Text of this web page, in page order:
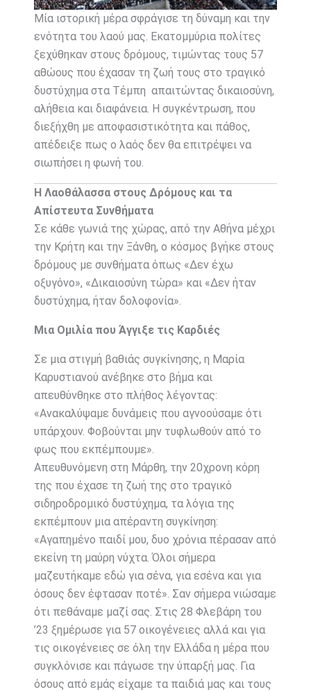
Μία ιστορική μέρα σφράγισε τη δύναμη και την
ενότητα του λαού μας. Εκατομμύρια πολίτες
ξεχύθηκαν στους δρόμους, τιμώντας τους 57
αθώους που έχασαν τη ζωή τους στο τραγικό
δυστύχημα στα Τέμπη απαιτώντας δικαιοσύνη,
αλήθεια και διαφάνεια. Η συγκέντρωση, που
διεξήχθη με αποφασιστικότητα και πάθος,
απέδειξε πως ο λαός δεν θα επιτρέψει να
σιωπήσει η φωνή του.
Η Λαοθάλασσα στους Δρόμους και τα
Απίστευτα Συνθήματα
Σε κάθε γωνιά της χώρας, από την Αθήνα μέχρι
την Κρήτη και την Ξάνθη, ο κόσμος βγήκε στους
δρόμους με συνθήματα όπως «Δεν έχω
οξυγόνο», «Δικαιοσύνη τώρα» και «Δεν ήταν
δυστύχημα, ήταν δολοφονία».
Μια Ομιλία που Άγγιξε τις Καρδιές
Σε μια στιγμή βαθιάς συγκίνησης, η Μαρία
Καρυστιανού ανέβηκε στο βήμα και
απευθύνθηκε στο πλήθος λέγοντας:
«Ανακαλύψαμε δυνάμεις που αγνοούσαμε ότι
υπάρχουν. Φοβούνται μην τυφλωθούν από το
φως που εκπέμπουμε».
Απευθυνόμενη στη Μάρθη, την 20χρονη κόρη
της που έχασε τη ζωή της στο τραγικό
σιδηροδρομικό δυστύχημα, τα λόγια της
εκπέμπουν μια απέραντη συγκίνηση:
«Αγαπημένο παιδί μου, δυο χρόνια πέρασαν από
εκείνη τη μαύρη νύχτα. Όλοι σήμερα
μαζευτήκαμε εδώ για σένα, για εσένα και για
όσους δεν έφτασαν ποτέ». Σαν σήμερα νιώσαμε
ότι πεθάναμε μαζί σας. Στις 28 Φλεβάρη του
’23 ξημέρωσε για 57 οικογένειες αλλά και για
τις οικογένειες σε όλη την Ελλάδα η μέρα που
συγκλόνισε και πάγωσε την ύπαρξή μας. Για
όσους από εμάς είχαμε τα παιδιά μας και τους